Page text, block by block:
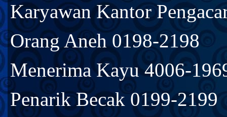
Karyawan Kantor
Orang Aneh 0198-2198
Menerima Kayu 4006-
Penarik Becak 0199-2199